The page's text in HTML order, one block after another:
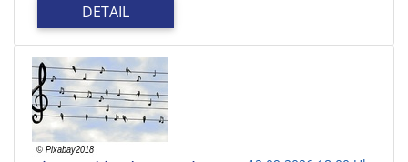
DETAIL